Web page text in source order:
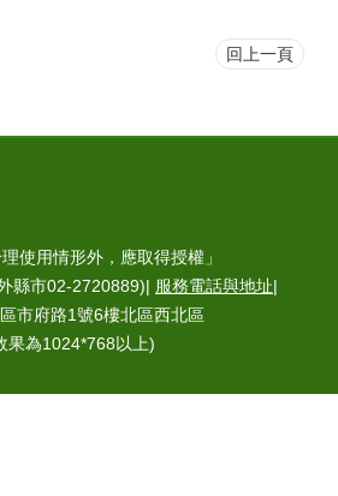
回上一頁
使用情形外，應取得授權」
縣市02-2720889)| 服務電話與地址|
市府路1號6樓北區西北區
果為1024*768以上)